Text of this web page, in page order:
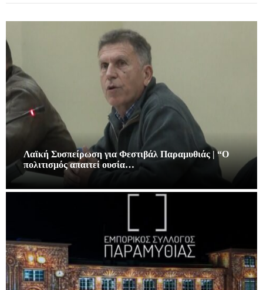
Λαϊκή Συσπείρωση για Φεστιβάλ Παραμυθιάς | “Ο
πολιτισμός απαιτεί ουσία…